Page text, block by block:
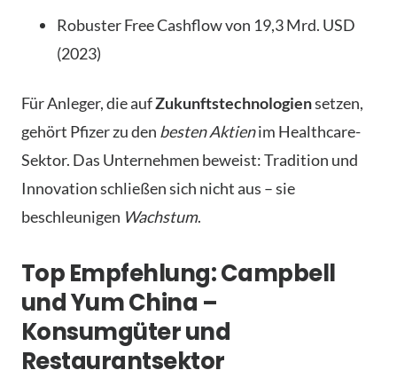
Robuster Free Cashflow von 19,3 Mrd. USD
(2023)
Für Anleger, die aufZukunftstechnologiensetzen,
gehört Pfizer zu den besten Aktienim Healthcare-
Sektor. Das Unternehmen beweist: Tradition und
Innovation schließen sich nicht aus – sie
beschleunigen Wachstum.
Top Empfehlung: Campbell
und Yum China –
Konsumgüter und
Restaurantsektor